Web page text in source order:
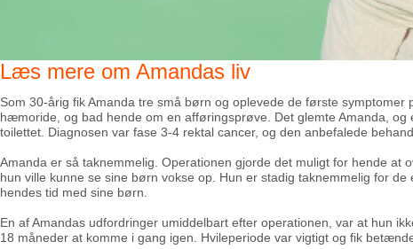
Læs mere om Amandas liv
Som 30-årig fik Amanda tre små børn og oplevede de første
hæmoride, og bad hende om en afføringsprøve. Det glemte Amanda,
toilettet. Diagnosen var fase 3-4 rektal cancer, og den anbefalede
Amanda er så taknemmelig. Operationen gjorde det muligt for hende
hun ville kunne se sine børn vokse op. Hun er stadig taknemmelig for
hendes tid med sine børn.
En af Amandas udfordringer umiddelbart efter operationen, var at hun
18 måneder at komme i gang igen. Hvileperiode var vigtigt og fik